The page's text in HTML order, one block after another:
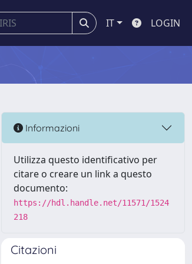
IT LOGIN
Informazioni
Utilizza questo identificativo per
citare o creare un link a questo
documento:
https://hdl.handle.net/11571/1524
218
Citazioni